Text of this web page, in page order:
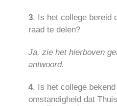
3. Is het college bereid
raad te delen?
Ja, zie het hierboven
antwoord.
4. Is het college
omstandigheid dat